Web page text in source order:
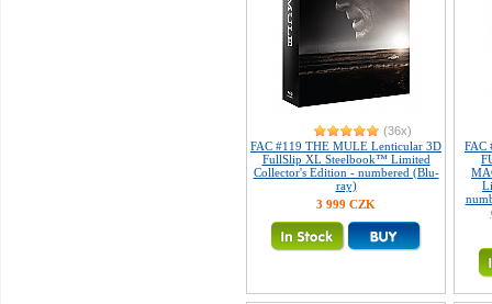
(36x)
FAC #119 THE MULE Lenticular 3D
FullSlip XL Steelbook™ Limited
Collector's Edition - numbered (Blu-
ray)
3 999 CZK
FAC